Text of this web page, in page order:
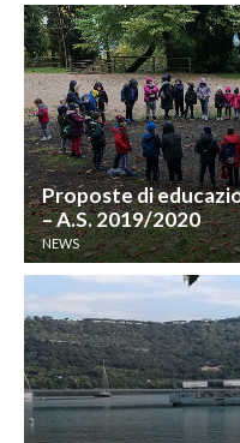
Proposte di
– A.S. 2019/2020
NEWS